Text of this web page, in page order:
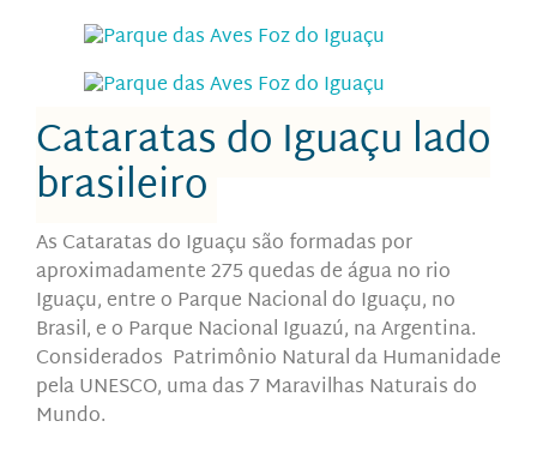
Cataratas do Iguaçu lado
brasileiro
As Cataratas do Iguaçu são formadas por
aproximadamente 275 quedas de água no rio
Iguaçu, entre o Parque Nacional do Iguaçu, no
Brasil, e o Parque Nacional Iguazú, na Argentina.
Considerados Patrimônio Natural da Humanidade
pela UNESCO, uma das 7 Maravilhas Naturais do
Mundo.